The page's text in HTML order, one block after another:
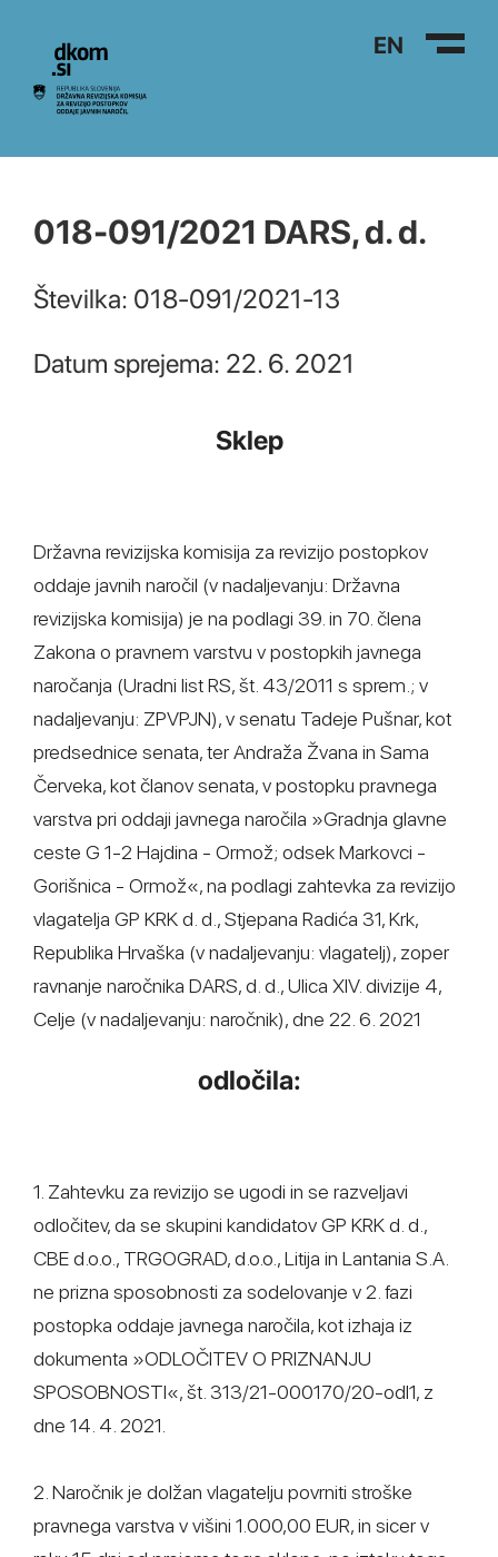
Na vsebino EN
018-091/2021 DARS, d. d.
Številka: 018-091/2021-13
Datum sprejema: 22. 6. 2021
Sklep
Državna revizijska komisija za revizijo postopkov
oddaje javnih naročil (v nadaljevanju: Državna
revizijska komisija) je na podlagi 39. in 70. člena
Zakona o pravnem varstvu v postopkih javnega
naročanja (Uradni list RS, št. 43/2011 s sprem.; v
nadaljevanju: ZPVPJN), v senatu Tadeje Pušnar, kot
predsednice senata, ter Andraža Žvana in Sama
Červeka, kot članov senata, v postopku pravnega
varstva pri oddaji javnega naročila »Gradnja glavne
ceste G 1-2 Hajdina - Ormož; odsek Markovci -
Gorišnica - Ormož«, na podlagi zahtevka za revizijo
vlagatelja GP KRK d. d., Stjepana Radića 31, Krk,
Republika Hrvaška (v nadaljevanju: vlagatelj), zoper
ravnanje naročnika DARS, d. d., Ulica XIV. divizije 4,
Celje (v nadaljevanju: naročnik), dne 22. 6. 2021
odločila:
1. Zahtevku za revizijo se ugodi in se razveljavi
odločitev, da se skupini kandidatov GP KRK d. d.,
CBE d.o.o., TRGOGRAD, d.o.o., Litija in Lantania S.A.
ne prizna sposobnosti za sodelovanje v 2. fazi
postopka oddaje javnega naročila, kot izhaja iz
dokumenta »ODLOČITEV O PRIZNANJU
SPOSOBNOSTI«, št. 313/21-000170/20-odl1, z
dne 14. 4. 2021.
2. Naročnik je dolžan vlagatelju povrniti stroške
pravnega varstva v višini 1.000,00 EUR, in sicer v